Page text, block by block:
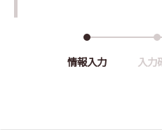
情報入力 入力